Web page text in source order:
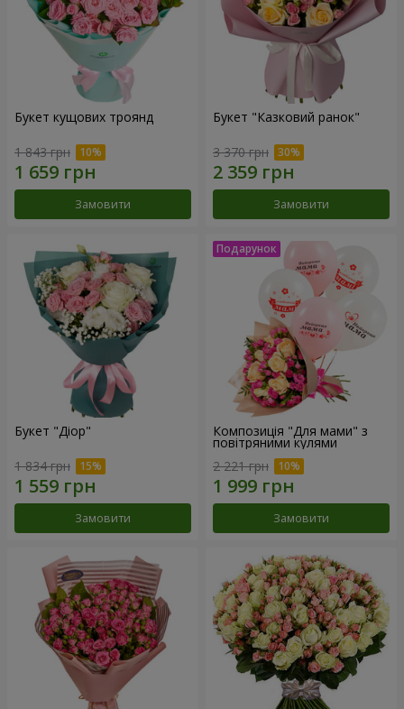
Букет кущових троянд
1 843 грн
Замовити
Букет "Казковий ранок"
3 370 грн
Замовити
Букет "Діор"
1 834 грн
Замовити
Композиція "Для мами" з
повітряними кулями
2 221 грн
Замовити